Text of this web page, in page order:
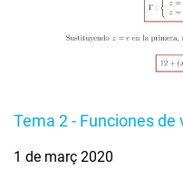
Tema 2 - Funciones de
1 de març 2020